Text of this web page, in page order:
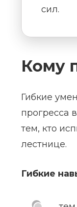
сил.
Кому
Гибкие
прогресса
тем, кто
лестнице.
Гибкие